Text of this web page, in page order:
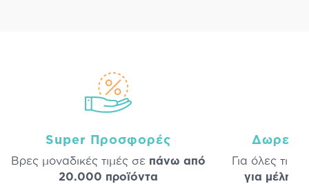
Super Προσφορές
Βρες μοναδικές τιμές σε πάνω από
20.000 προϊόντα
Δωρεάν
Για όλες τις
για μέλη